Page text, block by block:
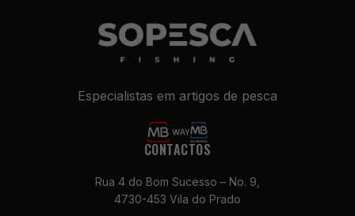
Especialistas em artigos de pesca
CONTACTOS
Rua 4 do Bom Sucesso – No. 9,
4730-453 Vila do Prado